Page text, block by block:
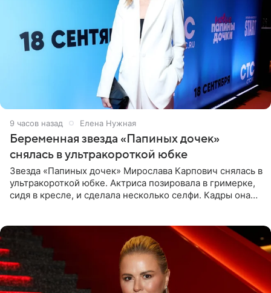
9 часов назад Елена Нужная
Беременная звезда «Папиных дочек»
снялась в ультракороткой юбке
Звезда «Папиных дочек» Мирослава Карпович снялась в
ультракороткой юбке. Актриса позировала в гримерке,
сидя в кресле, и сделала несколько селфи. Кадры она